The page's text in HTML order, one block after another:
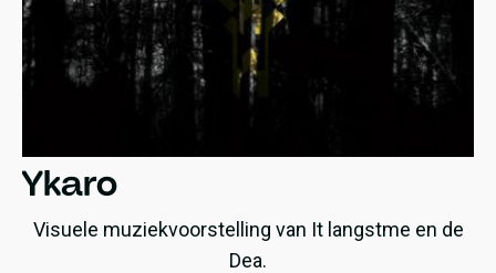
Ykaro
Visuele muziekvoorstelling van It langstme en de
Dea.